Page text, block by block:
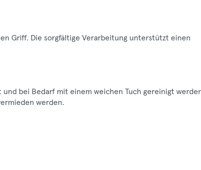
Griff. Die sorgfältige Verarbeitung unterstützt einen
bei Bedarf mit einem weichen Tuch gereinigt
werden.